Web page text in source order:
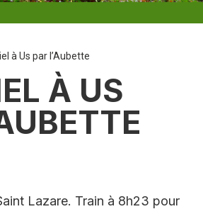
à Us par l’Aubette
À US
Lazare. Train à 8h23 pour